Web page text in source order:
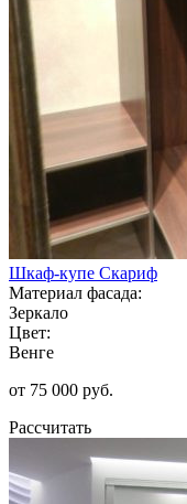
Шкаф-купе Скариф
Материал фасада:
Зеркало
Цвет:
Венге
от 75 000 руб.
Рассчитать